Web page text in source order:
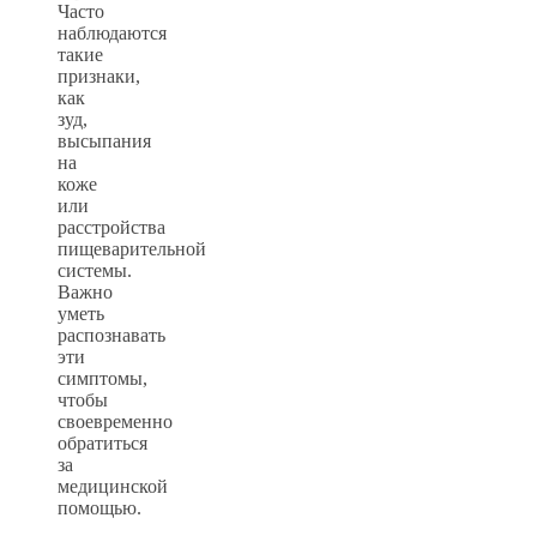
Часто
наблюдаются
такие
признаки,
как
зуд,
высыпания
на
коже
или
расстройства
пищеварительной
системы.
Важно
уметь
распознавать
эти
симптомы,
чтобы
своевременно
обратиться
за
медицинской
помощью.